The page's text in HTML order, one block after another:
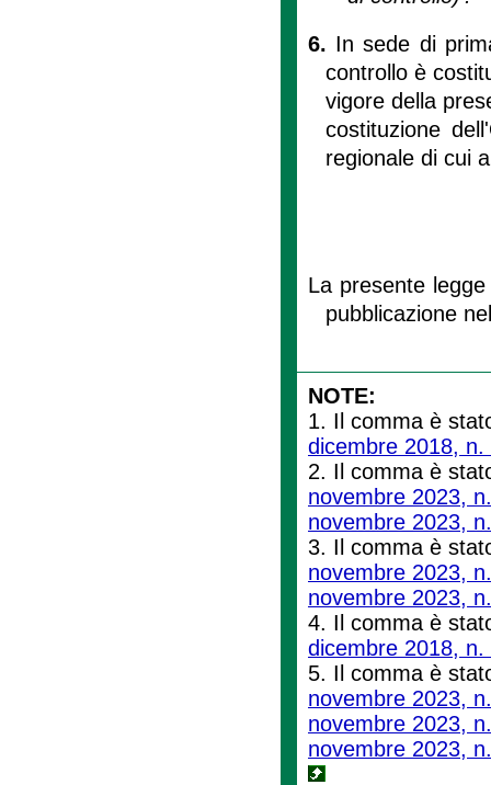
6. In sede di
controllo è
vigore della
costituzione
regionale di cui
La presente
pubblicazione
NOTE:
1. Il comma è
dicembre 2018, n.
2. Il comma è
novembre 2023,
novembre 2023,
3. Il comma è
novembre 2023,
novembre 2023,
4. Il comma è
dicembre 2018, n.
5. Il comma è
novembre 2023,
novembre 2023,
novembre 2023,